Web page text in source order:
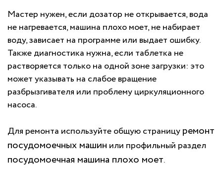
Мастер нужен, если дозатор не открывается, вода
не нагревается, машина плохо моет, не набирает
воду, зависает на программе или выдает ошибку.
Также диагностика нужна, если таблетка не
растворяется только на одной зоне загрузки: это
может указывать на слабое вращение
разбрызгивателя или проблему циркуляционного
насоса.
Для ремонта используйте общую страницуремонт
посудомоечных машин или профильный раздел
посудомоечная машина плохо моет.